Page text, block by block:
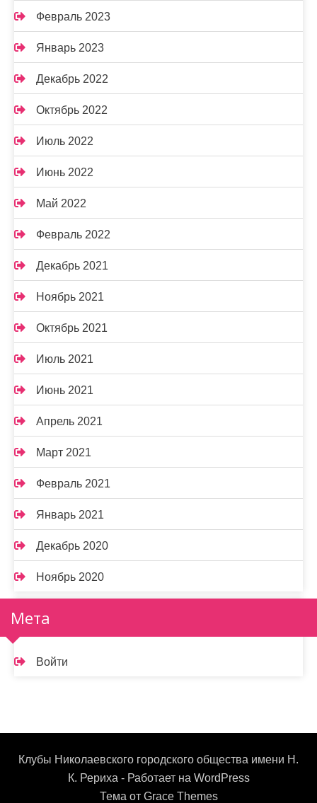
Февраль 2023
Январь 2023
Декабрь 2022
Октябрь 2022
Июль 2022
Июнь 2022
Май 2022
Февраль 2022
Декабрь 2021
Ноябрь 2021
Октябрь 2021
Июль 2021
Июнь 2021
Апрель 2021
Март 2021
Февраль 2021
Январь 2021
Декабрь 2020
Ноябрь 2020
Мета
Войти
Клубы Николаевского городского общества имени Н.
К. Рериха - Работает на WordPress
Тема от Grace Themes